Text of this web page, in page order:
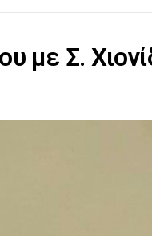
με Σ.